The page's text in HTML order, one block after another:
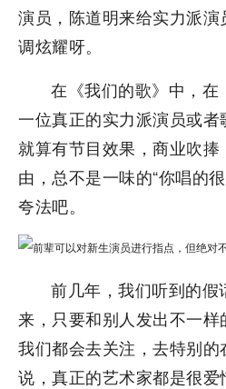
演员，陈道明来给实力派
调炫耀呀。
在《我们的歌》中，
一位真正的实力派演员或者
就算有节目效果，商业吹
由，总不是一味的“你唱的
夸法吧。
前几年，我们听到的
来，只要和别人发出不一样
我们都会去关注，去特别
说，真正的艺术家都是很